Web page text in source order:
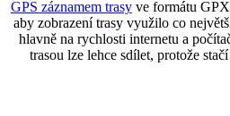
GPS záznamem trasyve formátu GPX
aby zobrazení trasy využilo co
hlavně na rychlosti internetu a
trasou lze lehce sdílet, protože